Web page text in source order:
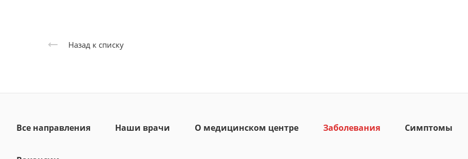
Назад к списку
Все направления Наши врачи О медицинском центре Заболевания Симптомы